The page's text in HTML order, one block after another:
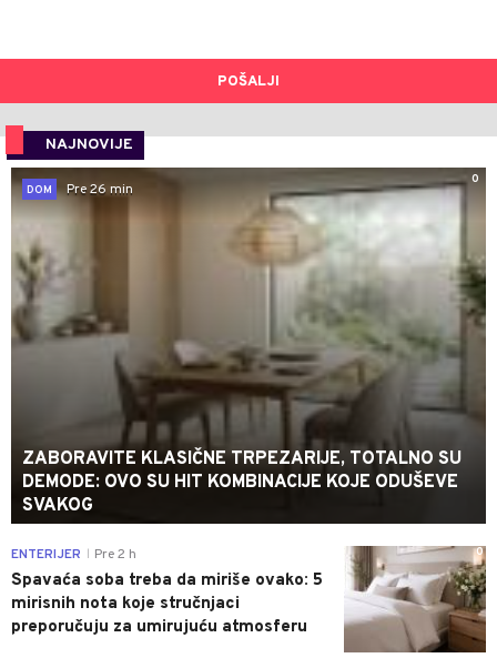
POŠALJI
NAJNOVIJE
0
DOM
Pre 26 min
ZABORAVITE KLASIČNE TRPEZARIJE, TOTALNO SU
DEMODE: OVO SU HIT KOMBINACIJE KOJE ODUŠEVE
SVAKOG
0
ENTERIJER Pre 2 h
Spavaća soba treba da miriše ovako: 5
mirisnih nota koje stručnjaci
preporučuju za umirujuću atmosferu